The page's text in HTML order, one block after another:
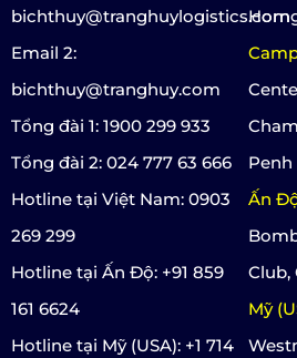
bichthuy@tranghuylogistics.com
Email 2:
bichthuy@tranghuy.com
Tổng đài 1: 1900 299 933
Tổng đài 2: 024 777 63 666
Hotline tại Việt Nam: 0903
269 299
Hotline tại Ấn Độ: +91 859
161 6624
Hotline tại Mỹ (USA): +1 714
Penh
Ấn
Club,
Mỹ